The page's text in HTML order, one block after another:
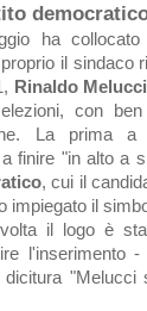
ha
il sindaco
Rinaldo Melucci
con
La prima a
finire "in alto a
, cui il
impiegato il
il logo è
l'inserimento
"Melucci